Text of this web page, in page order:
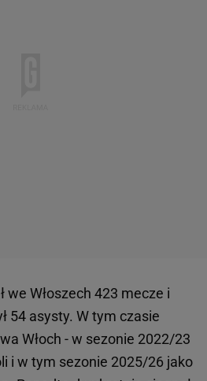
we Włoszech 423 mecze i
54 asysty. W tym czasie
Włoch - w sezonie 2022/23
i w tym sezonie 2025/26 jako